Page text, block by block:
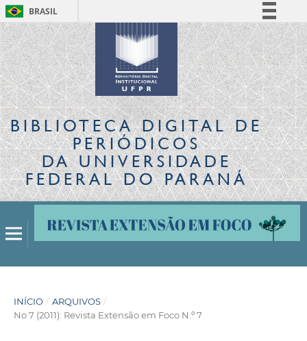
BRASIL
Simplifique!
Comunica BR
Participe
Acesso à informação
Legislação
Canais
BIBLIOTECA DIGITALDE
PERIÓDICOS
DA UNIVERSIDADE
FEDERAL DO PARANÁ
INÍCIO / ARQUIVOS /
No 7 (2011): Revista Extensão em Foco N.º 7